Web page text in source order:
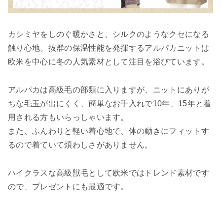
カシミヤをしのぐ暖かさと、シルクのようなクセになる
触り心地。抜群の保温性能を発揮するアルパカニットは
欧米を中心に冬の人気素材として注目を浴びています。
アルパカは高級毛の部類に入りますが、ニットにありが
ちな毛玉が出にくく、簡単なお手入れで10年、15年と着
用される方もいらっしゃいます。
また、ふんわりと軽い着心地で、体の動きにフィットす
るので着ていて煩わしさがありません。
ハイクラスな高級獣毛として欧米ではトレンド素材です
ので、プレゼントにも最適です。